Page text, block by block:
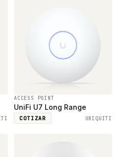
ACCESS POINT
UniFi U7 Long Range
COTIZAR UBIQUITI